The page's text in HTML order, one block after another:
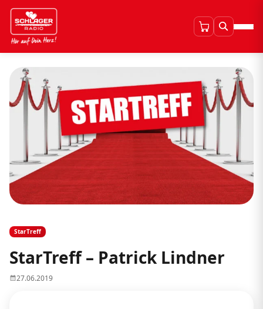
StarTreff
StarTreff – Patrick Lindner
27.06.2019